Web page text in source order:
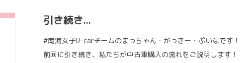
引き続き...
#南海女子U-carチームのまっちゃん・がっきー・ぷいなです！
前回に引き続き、私たちが中古車購入の流れをご説明します！